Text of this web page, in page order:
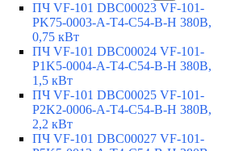
ПЧ VF-101 DBC00023 VF-101-
PK75-0003-A-T4-C54-B-H 380В,
0,75 кВт
ПЧ VF-101 DBC00024 VF-101-
P1K5-0004-A-T4-C54-B-H 380В,
1,5 кВт
ПЧ VF-101 DBC00025 VF-101-
P2K2-0006-A-T4-C54-B-H 380В,
2,2 кВт
ПЧ VF-101 DBC00027 VF-101-